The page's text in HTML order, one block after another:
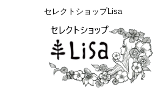
セレクトショップLisa